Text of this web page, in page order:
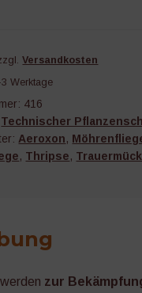
Versandkosten
3 Werktage
416
Technischer
Aeroxon,
, Thripse,
zur